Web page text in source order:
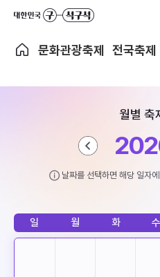
문화관광축제 전국축제
월별 축
날짜를 선택하면 해당 일자
일 월 화 수